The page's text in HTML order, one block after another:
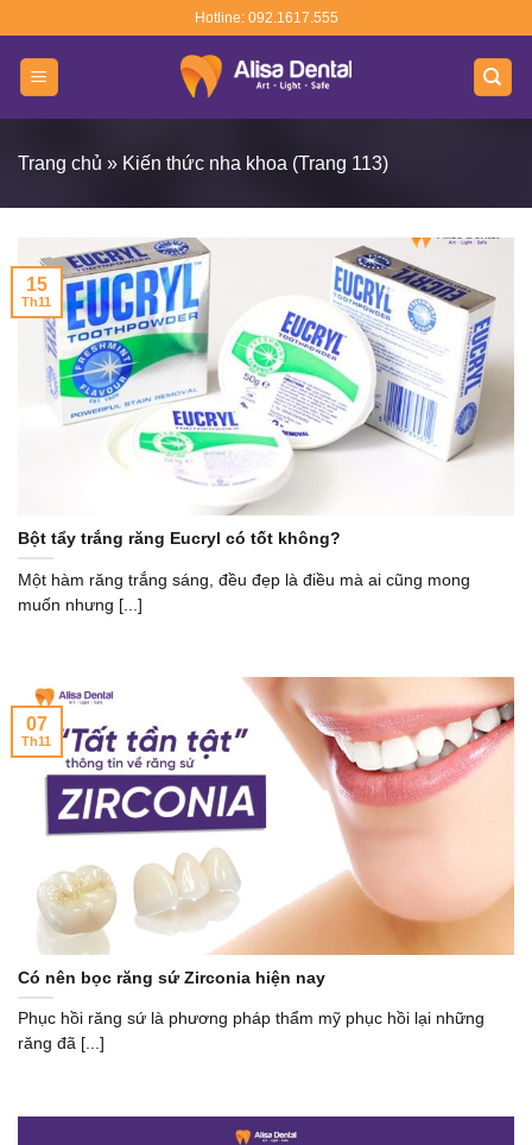
content
Hotline: 092.1617.555
Trang chủ » Kiến thức nha khoa (Trang 113)
Bột tẩy trắng răng Eucryl có tốt không?
Một hàm răng trắng sáng, đều đẹp là điều mà ai cũng mong
muốn nhưng [...]
15
Th11
Có nên bọc răng sứ Zirconia hiện nay
Phục hồi răng sứ là phương pháp thẩm mỹ phục hồi lại những
răng đã [...]
07
Th11